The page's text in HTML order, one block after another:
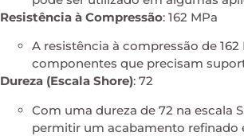
Resistência à Compressão: 162 MPa
A resistência à compressão de
componentes que precisam
Dureza (Escala Shore): 72
Com uma dureza de 72 na escala
permitir um acabamento refinado